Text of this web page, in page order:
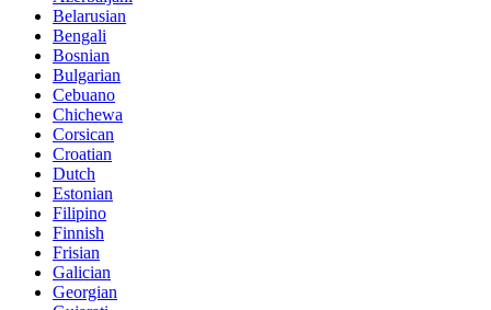
Belarusian
Bengali
Bosnian
Bulgarian
Cebuano
Chichewa
Corsican
Croatian
Dutch
Estonian
Filipino
Finnish
Frisian
Galician
Georgian